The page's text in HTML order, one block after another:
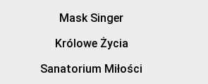
Mask Singer
Królowe Życia
Sanatorium Miłości